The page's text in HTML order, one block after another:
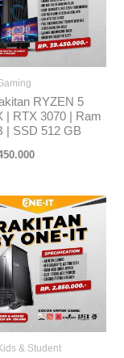
RYZEN 5
| RTX 3070 | Ram
| SSD 512 GB
& Student